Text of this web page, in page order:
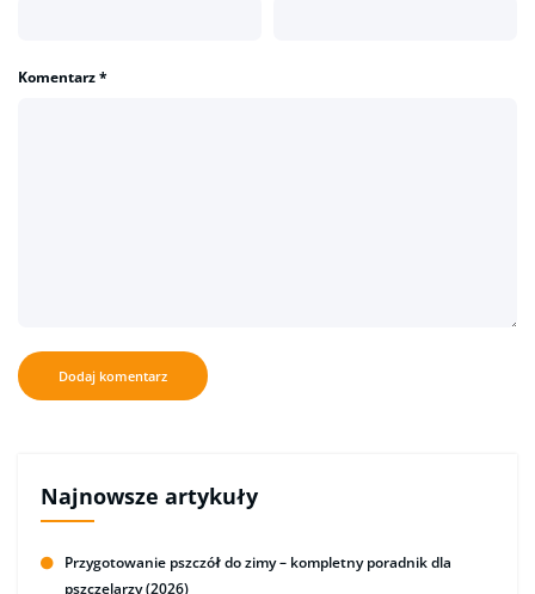
Komentarz*
Najnowsze artykuły
Przygotowanie pszczół do zimy – kompletny poradnik dla
pszczelarzy (2026)